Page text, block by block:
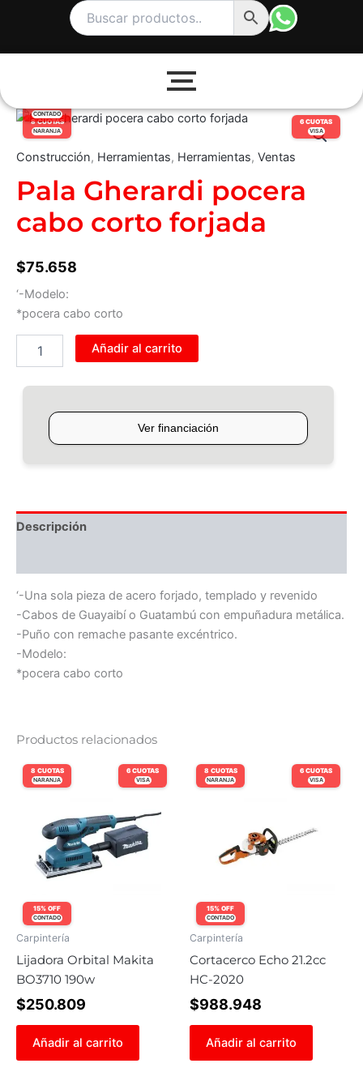
6 CUOTAS
VISA
8 CUOTAS
NARANJA
CONTADO
Construcción, Herramientas, Herramientas, Ventas
Pala Gherardi pocera
cabo corto forjada
$75.658
‘-Modelo:
*pocera cabo corto
Pala
Gherardi
cabo
corto
forjada
cantidad
Añadir al carrito
Descripción
‘-Una sola pieza de acero forjado, templado y revenido
-Cabos de Guayaibí o Guatambú con empuñadura metálica.
-Puño con remache pasante excéntrico.
-Modelo:
*pocera cabo corto
Productos relacionados
6 CUOTAS
VISA
8 CUOTAS
NARANJA
15% OFF
CONTADO
Carpintería
Lijadora Orbital Makita
BO3710 190w
$250.809
Añadir al carrito
6 CUOTAS
VISA
8 CUOTAS
NARANJA
15% OFF
CONTADO
Carpintería
Cortacerco Echo 21.2cc
HC-2020
$988.948
Añadir al carrito